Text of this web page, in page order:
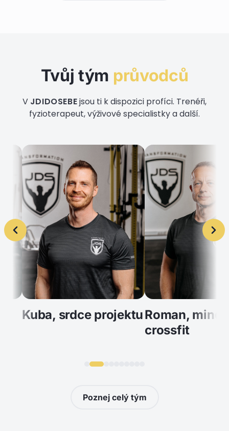
Tvůj tým průvodců
V JDIDOSEBEjsou ti k dispozici profíci. Trenéři,
fyzioterapeut, výživové specialistky a další.
srdce projektuRoman, mindset,
crossfit
Poznej celý tým